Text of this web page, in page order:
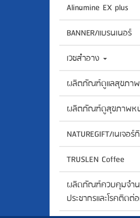
Alinamine EX plus
BANNER/แบรนเนอร์
เวชสำอาง
ผลิตภัณฑ์ดูแลสุขภา
ผลิตภัณฑ์ดูสุขภาพห
NATUREGIFT/เนเจอ
TRUSLEN Coffee
ผลิดภัณฑ์ควบคุมจำ
ประชากรและโรคติดต่